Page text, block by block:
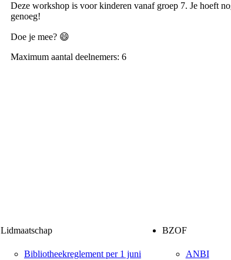
Deze workshop is voor kinderen vanaf groep 7. Je hoeft
genoeg!
Doe je mee? 😄
Maximum aantal deelnemers: 6
Lidmaatschap
Bibliotheekreglement per 1 juni
BZOF
ANBI